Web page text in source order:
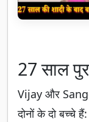
27 साल
Vijay और
दोनों के दो बच्चे हैं: